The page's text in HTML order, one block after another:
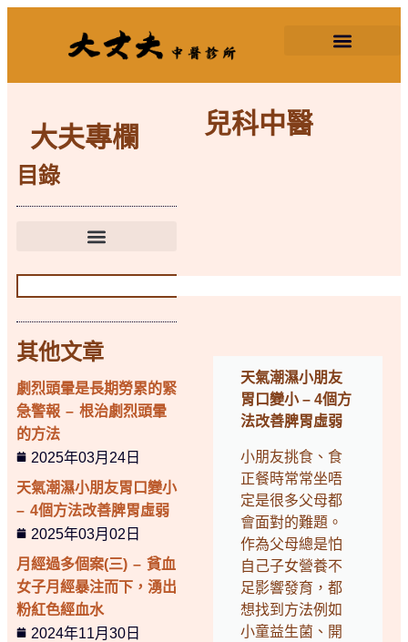
大夫專欄
目錄
其他文章
劇烈頭暈是長期勞累的緊
急警報 – 根治劇烈頭暈
的方法
2025年03月24日
天氣潮濕小朋友胃口變小
– 4個方法改善脾胃虛弱
2025年03月02日
月經過多個案(三) – 貧血
女子月經暴注而下，湧出
粉紅色經血水
2024年11月30日
兒科中醫
天氣潮濕小朋友
胃口變小 – 4個方
法改善脾胃虛弱
小朋友挑食、食
正餐時常常坐唔
定是很多父母都
會面對的難題。
作為父母總是怕
自己子女營養不
足影響發育，都
想找到方法例如
小童益生菌、開